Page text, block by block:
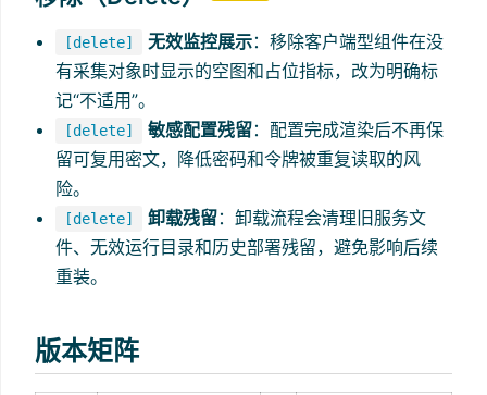
[delete] 无效监控展示：移除客户端型组件在没
有采集对象时显示的空图和占位指标，改为明确标
记“不适用”。
[delete] 敏感配置残留：配置完成渲染后不再保
留可复用密文，降低密码和令牌被重复读取的风
险。
[delete] 卸载残留：卸载流程会清理旧服务文
件、无效运行目录和历史部署残留，避免影响后续
重装。
版本矩阵